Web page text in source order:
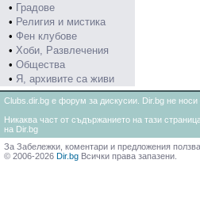
• Градове
• Религия и мистика
• Фен клубове
• Хоби, Развлечения
• Общества
• Я, архивите са живи
Clubs.dir.bg е форум за дискусии. Dir.bg не
Никаква част от съдържанието на тази
на Dir.bg
За Забележки, коментари и предложения
© 2006-2026 Dir.bg Всички права запазени.